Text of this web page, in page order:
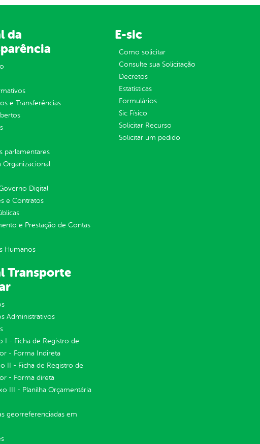
da
e Transferências
parlamentares
Organizacional
Digital
e Contratos
e Prestação de Contas
Humanos
E-sic
Como solicitar
Consulte sua Solicitação
Decretos
Estatísticas
Formulários
Sic Físico
Solicitar Recurso
Solicitar um pedido
Transporte
Administrativos
I - Ficha de Registro de
- Forma Indireta
II - Ficha de Registro de
- Forma direta
III - Planilha Orçamentária
georreferenciadas em